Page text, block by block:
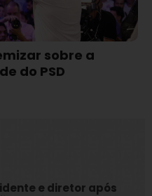
sobre a
do PSD
e diretor após